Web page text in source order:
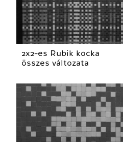
2x2-es Rubik kocka
összes változata